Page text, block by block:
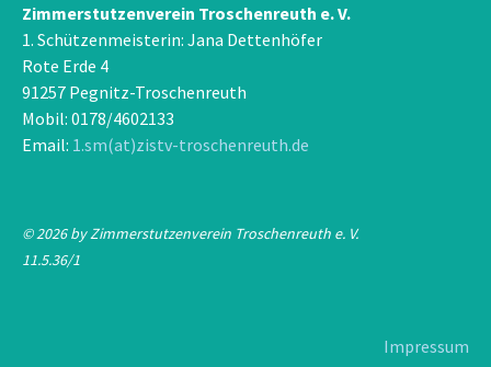
Zimmerstutzenverein Troschenreuth e. V.
1. Schützenmeisterin: Jana Dettenhöfer
Rote Erde 4
91257 Pegnitz-Troschenreuth
Mobil: 0178/4602133
Email: 1.sm(at)zistv-troschenreuth.de
© 2026 by Zimmerstutzenverein Troschenreuth e. V.
11.5.36/1
Impressum